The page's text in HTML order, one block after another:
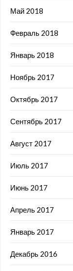
Май 2018
Февраль 2018
Январь 2018
Ноябрь 2017
Октябрь 2017
Сентябрь 2017
Август 2017
Июль 2017
Июнь 2017
Апрель 2017
Январь 2017
Декабрь 2016